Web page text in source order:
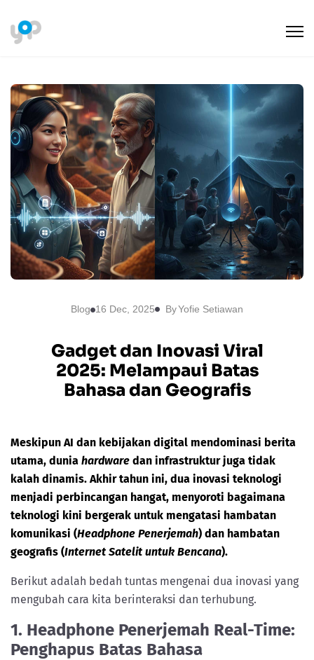
Blog 16 Dec, 2025 ByYofie Setiawan
Gadget dan Inovasi Viral
2025: Melampaui Batas
Bahasa dan Geografis
Meskipun AI dan kebijakan digital mendominasi berita
utama, dunia hardware dan infrastruktur juga tidak
kalah dinamis. Akhir tahun ini, dua inovasi teknologi
menjadi perbincangan hangat, menyoroti bagaimana
teknologi kini bergerak untuk mengatasi hambatan
komunikasi (Headphone Penerjemah) dan hambatan
geografis (Internet Satelit untuk Bencana).
Berikut adalah bedah tuntas mengenai dua inovasi yang
mengubah cara kita berinteraksi dan terhubung.
1. Headphone Penerjemah Real-Time:
Penghapus Batas Bahasa